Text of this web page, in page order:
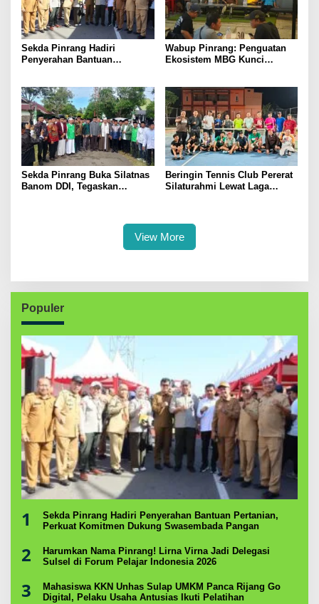
Sekda Pinrang Hadiri
Penyerahan Bantuan
Wabup Pinrang: Penguatan
Ekosistem MBG Kunci
Sekda Pinrang Buka Silatnas
Banom DDI, Tegaskan
Beringin Tennis Club Pererat
Silaturahmi Lewat Laga
View More
Populer
1
Sekda Pinrang Hadiri Penyerahan Bantuan Pertanian,
Perkuat Komitmen Dukung Swasembada Pangan
2
Harumkan Nama Pinrang! Lirna Virna Jadi Delegasi
Sulsel di Forum Pelajar Indonesia 2026
3
Mahasiswa KKN Unhas Sulap UMKM Panca Rijang Go
Digital, Pelaku Usaha Antusias Ikuti Pelatihan